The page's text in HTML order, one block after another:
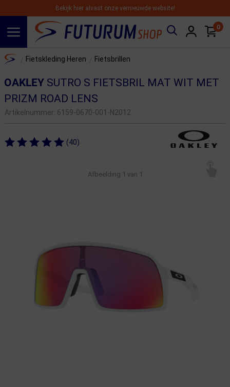
Bekijk hier alvast onze vernieuwde website!
0
Home Fietskleding Heren Fietsbrillen
OAKLEYSUTRO S FIETSBRIL MAT WIT MET
PRIZM ROAD LENS
Artikelnummer: 6159-0670-001-N2012
(40)
Afbeelding 1 van 1